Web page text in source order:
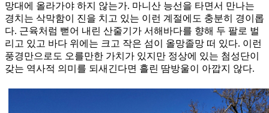
망대에 올라가야 하지 않는가. 마니산 능선을 타면서 만나는
경치는 삭막함이 진을 치고 있는 이런 계절에도 충분히 경이롭
다. 근육처럼 뻗어 내린 산줄기가 서해바다를 향해 두 팔로 벌
리고 있고 바다 위에는 크고 작은 섬이 올망졸망 떠 있다. 이런
풍경만으로도 오를만한 가치가 있지만 정상에 있는 첨성단이
갖는 역사적 의미를 되새긴다면 흘린 땀방울이 아깝지 않다.